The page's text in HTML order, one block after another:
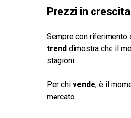
Prezzi in
Sempre con riferimento
trend dimostra che il
stagioni.
Per chi vende, è il
mercato.